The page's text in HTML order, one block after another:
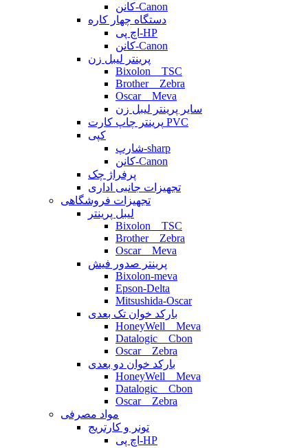
کانن-Canon
دستگاه چهار کاره
اچ پی-HP
کانن-Canon
پرینتر لیبل زن
Bixolon _ TSC
Brother _ Zebra
Oscar _ Meva
سایر پرینتر لیبل زن
پرینتر چاپ کارت PVC
کپی
شارپ-sharp
کانن-Canon
پرفراژ چک
تجهیزات جانبی اداری
تجهیزات فروشگاهی
لیبل پرینتر
Bixolon _ TSC
Brother _ Zebra
Oscar _ Meva
پرینتر صدور فیش
Bixolon-meva
Epson-Delta
Mitsushida-Oscar
بارکد خوان تک بعدی
HoneyWell _ Meva
Datalogic _ Cbon
Oscar _ Zebra
بارکد خوان دو بعدی
HoneyWell _ Meva
Datalogic _ Cbon
Oscar _ Zebra
مواد مصرفی
تونر و کارتریج
اچ پی-HP